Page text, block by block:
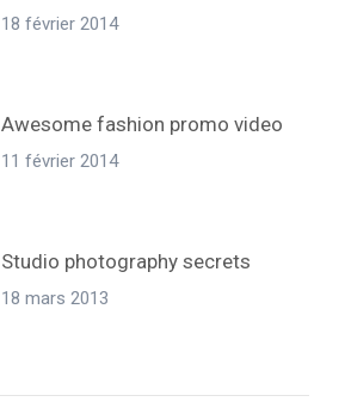
18 février 2014
Awesome fashion promo video
11 février 2014
Studio photography secrets
18 mars 2013